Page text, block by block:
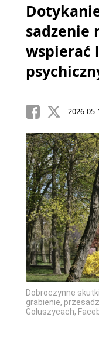
sadzenie
wspierać
2026-
Dobroczynne
grabienie,
Gołuszycach,